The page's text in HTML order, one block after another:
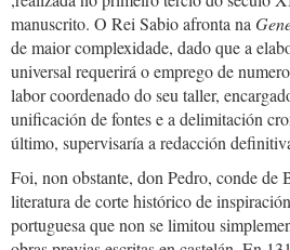
manuscrito. O Rei Sabio afronta na
de maior complexidade, dado que a
universal requerirá o emprego de
labor coordenado do seu taller,
unificación de fontes e a delimitación
último, supervisaría a redacción
Foi, non obstante, don Pedro, conde de
literatura de corte histórico de
portuguesa que non se limitou